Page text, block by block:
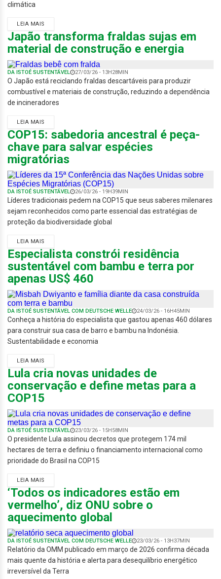
climática
LEIA MAIS
Japão transforma fraldas sujas em
material de construção e energia
DA ISTOÉ SUSTENTÁVEL 27/03/26 - 13H28MIN
O Japão está reciclando fraldas descartáveis para produzir
combustível e materiais de construção, reduzindo a dependência
de incineradores
LEIA MAIS
COP15: sabedoria ancestral é peça-
chave para salvar espécies
migratórias
DA ISTOÉ SUSTENTÁVEL 26/03/26 - 19H39MIN
Líderes tradicionais pedem na COP15 que seus saberes milenares
sejam reconhecidos como parte essencial das estratégias de
proteção da biodiversidade global
LEIA MAIS
Especialista constrói residência
sustentável com bambu e terra por
apenas US$ 460
DA ISTOÉ SUSTENTÁVEL COM DEUTSCHE WELLE 24/03/26 - 16H45MIN
Conheça a história do especialista que gastou apenas 460 dólares
para construir sua casa de barro e bambu na Indonésia.
Sustentabilidade e economia
LEIA MAIS
Lula cria novas unidades de
conservação e define metas para a
COP15
DA ISTOÉ SUSTENTÁVEL 23/03/26 - 15H58MIN
O presidente Lula assinou decretos que protegem 174 mil
hectares de terra e definiu o financiamento internacional como
prioridade do Brasil na COP15
LEIA MAIS
‘Todos os indicadores estão em
vermelho’, diz ONU sobre o
aquecimento global
DA ISTOÉ SUSTENTÁVEL COM DEUTSCHE WELLE 23/03/26 - 13H37MIN
Relatório da OMM publicado em março de 2026 confirma década
mais quente da história e alerta para desequilíbrio energético
irreversível da Terra